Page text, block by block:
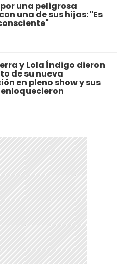
una peligrosa
una de sus hijas: "Es
y Lola Índigo dieron
de su nueva
en pleno show y sus